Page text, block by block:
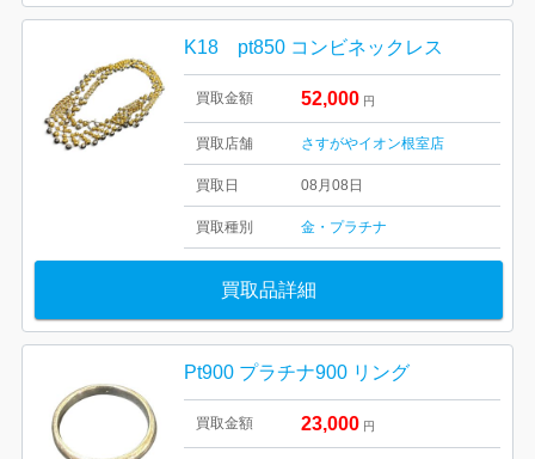
K18 pt850 コンビネックレス
買取金額 52,000 円
買取店舗 さすがやイオン根室店
買取日 08月08日
買取種別 金・プラチナ
買取品詳細
Pt900 プラチナ900 リング
買取金額 23,000 円